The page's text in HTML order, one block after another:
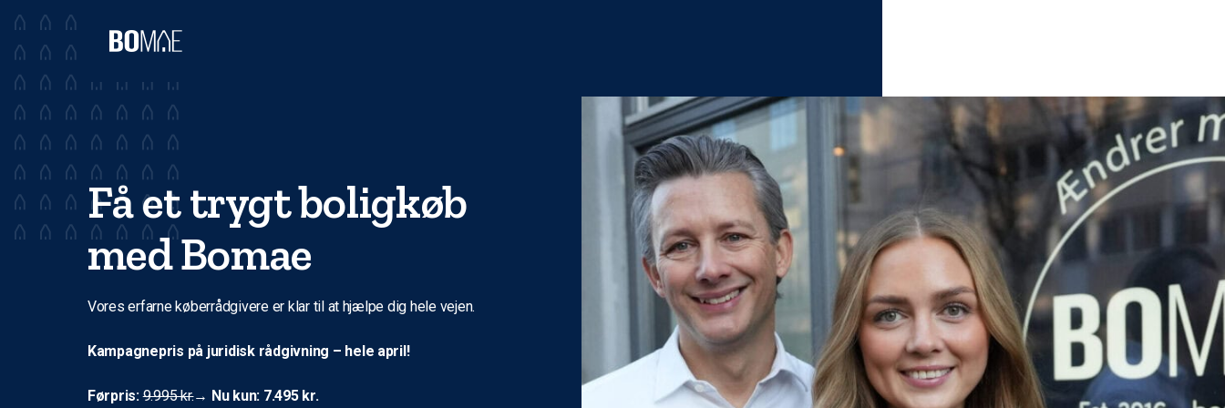
Få et trygt boligkøb
med Bomae
Vores erfarne køberrådgivere er klar til at hjælpe dig hele vejen.
Kampagnepris på juridisk rådgivning – hele april!
Førpris:9.995 kr.→ Nu kun: 7.495 kr.